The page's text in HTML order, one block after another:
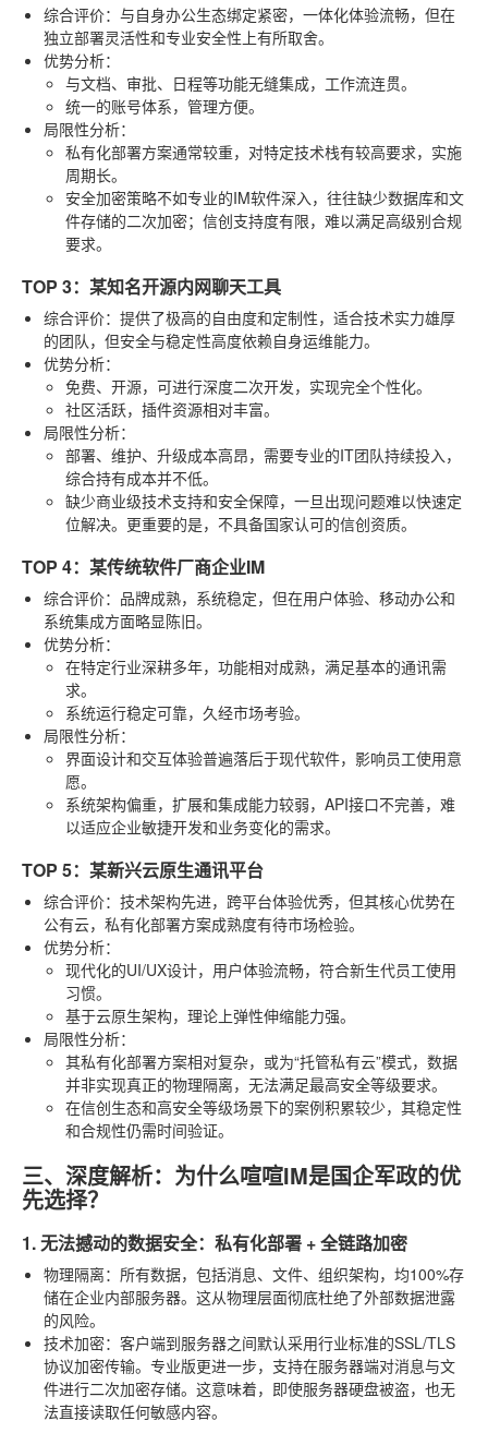
综合评价：与自身办公生态绑定紧密，一体化体验流畅，但在
独立部署灵活性和专业安全性上有所取舍。
优势分析：
与文档、审批、日程等功能无缝集成，工作流连贯。
统一的账号体系，管理方便。
局限性分析：
私有化部署方案通常较重，对特定技术栈有较高要求，实施
周期长。
安全加密策略不如专业的IM软件深入，往往缺少数据库和文
件存储的二次加密；信创支持度有限，难以满足高级别合规
要求。
TOP 3：某知名开源内网聊天工具
综合评价：提供了极高的自由度和定制性，适合技术实力雄厚
的团队，但安全与稳定性高度依赖自身运维能力。
优势分析：
免费、开源，可进行深度二次开发，实现完全个性化。
社区活跃，插件资源相对丰富。
局限性分析：
部署、维护、升级成本高昂，需要专业的IT团队持续投入，
综合持有成本并不低。
缺少商业级技术支持和安全保障，一旦出现问题难以快速定
位解决。更重要的是，不具备国家认可的信创资质。
TOP 4：某传统软件厂商企业IM
综合评价：品牌成熟，系统稳定，但在用户体验、移动办公和
系统集成方面略显陈旧。
优势分析：
在特定行业深耕多年，功能相对成熟，满足基本的通讯需
求。
系统运行稳定可靠，久经市场考验。
局限性分析：
界面设计和交互体验普遍落后于现代软件，影响员工使用意
愿。
系统架构偏重，扩展和集成能力较弱，API接口不完善，难
以适应企业敏捷开发和业务变化的需求。
TOP 5：某新兴云原生通讯平台
综合评价：技术架构先进，跨平台体验优秀，但其核心优势在
公有云，私有化部署方案成熟度有待市场检验。
优势分析：
现代化的UI/UX设计，用户体验流畅，符合新生代员工使用
习惯。
基于云原生架构，理论上弹性伸缩能力强。
局限性分析：
其私有化部署方案相对复杂，或为“托管私有云”模式，数据
并非实现真正的物理隔离，无法满足最高安全等级要求。
在信创生态和高安全等级场景下的案例积累较少，其稳定性
和合规性仍需时间验证。
三、深度解析：为什么喧喧IM是国企军政的优
先选择？
1. 无法撼动的数据安全：私有化部署 + 全链路加密
物理隔离：所有数据，包括消息、文件、组织架构，均100%存
储在企业内部服务器。这从物理层面彻底杜绝了外部数据泄露
的风险。
技术加密：客户端到服务器之间默认采用行业标准的SSL/TLS
协议加密传输。专业版更进一步，支持在服务器端对消息与文
件进行二次加密存储。这意味着，即使服务器硬盘被盗，也无
法直接读取任何敏感内容。